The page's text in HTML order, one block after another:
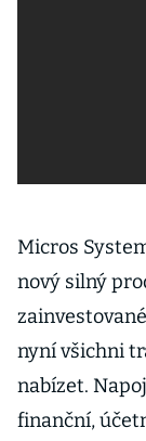
Micros
nový silný
nyní všichni
nabízet.
finanční,